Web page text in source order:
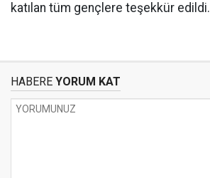
katılan tüm gençlere teşekkür edildi.
HABERE YORUM KAT